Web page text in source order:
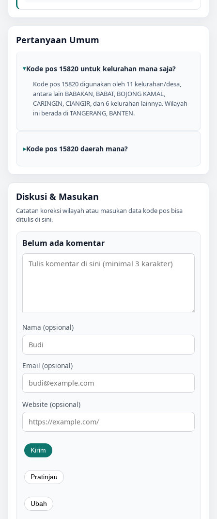
Pertanyaan Umum
Kode pos 15820 untuk kelurahan mana saja?
Kode pos 15820 digunakan oleh 11 kelurahan/desa,
antara lain BABAKAN, BABAT, BOJONG KAMAL,
CARINGIN, CIANGIR, dan 6 kelurahan lainnya. Wilayah
ini berada di TANGERANG, BANTEN.
Kode pos 15820 daerah mana?
Diskusi & Masukan
Catatan koreksi wilayah atau masukan data kode pos bisa
ditulis di sini.
Belum ada komentar
Nama (opsional)
Email (opsional)
Website (opsional)